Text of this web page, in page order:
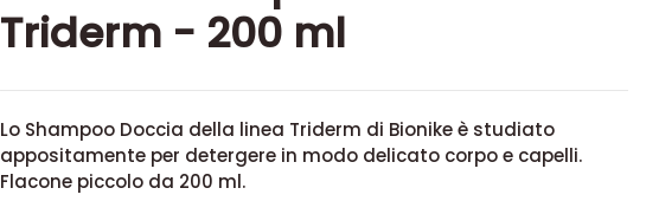
Triderm - 200 ml
Lo Shampoo Doccia della linea Triderm di Bionike è studiato
appositamente per detergere in modo delicato corpo e capelli.